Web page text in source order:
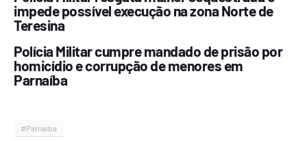
impede possível execução na zona Norte de
Teresina
Polícia Militar cumpre mandado de prisão por
homicídio e corrupção de menores em
Parnaíba
#Parnaiba